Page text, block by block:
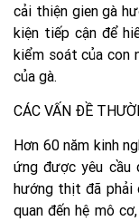
cải thiện gien gà
kiện tiếp cận để
kiểm soát của con
của gà.
CÁC VẤN ĐỀ
Hơn 60 năm kinh
ứng được yêu cầu
hướng thịt đã phải
quan đến hệ mô